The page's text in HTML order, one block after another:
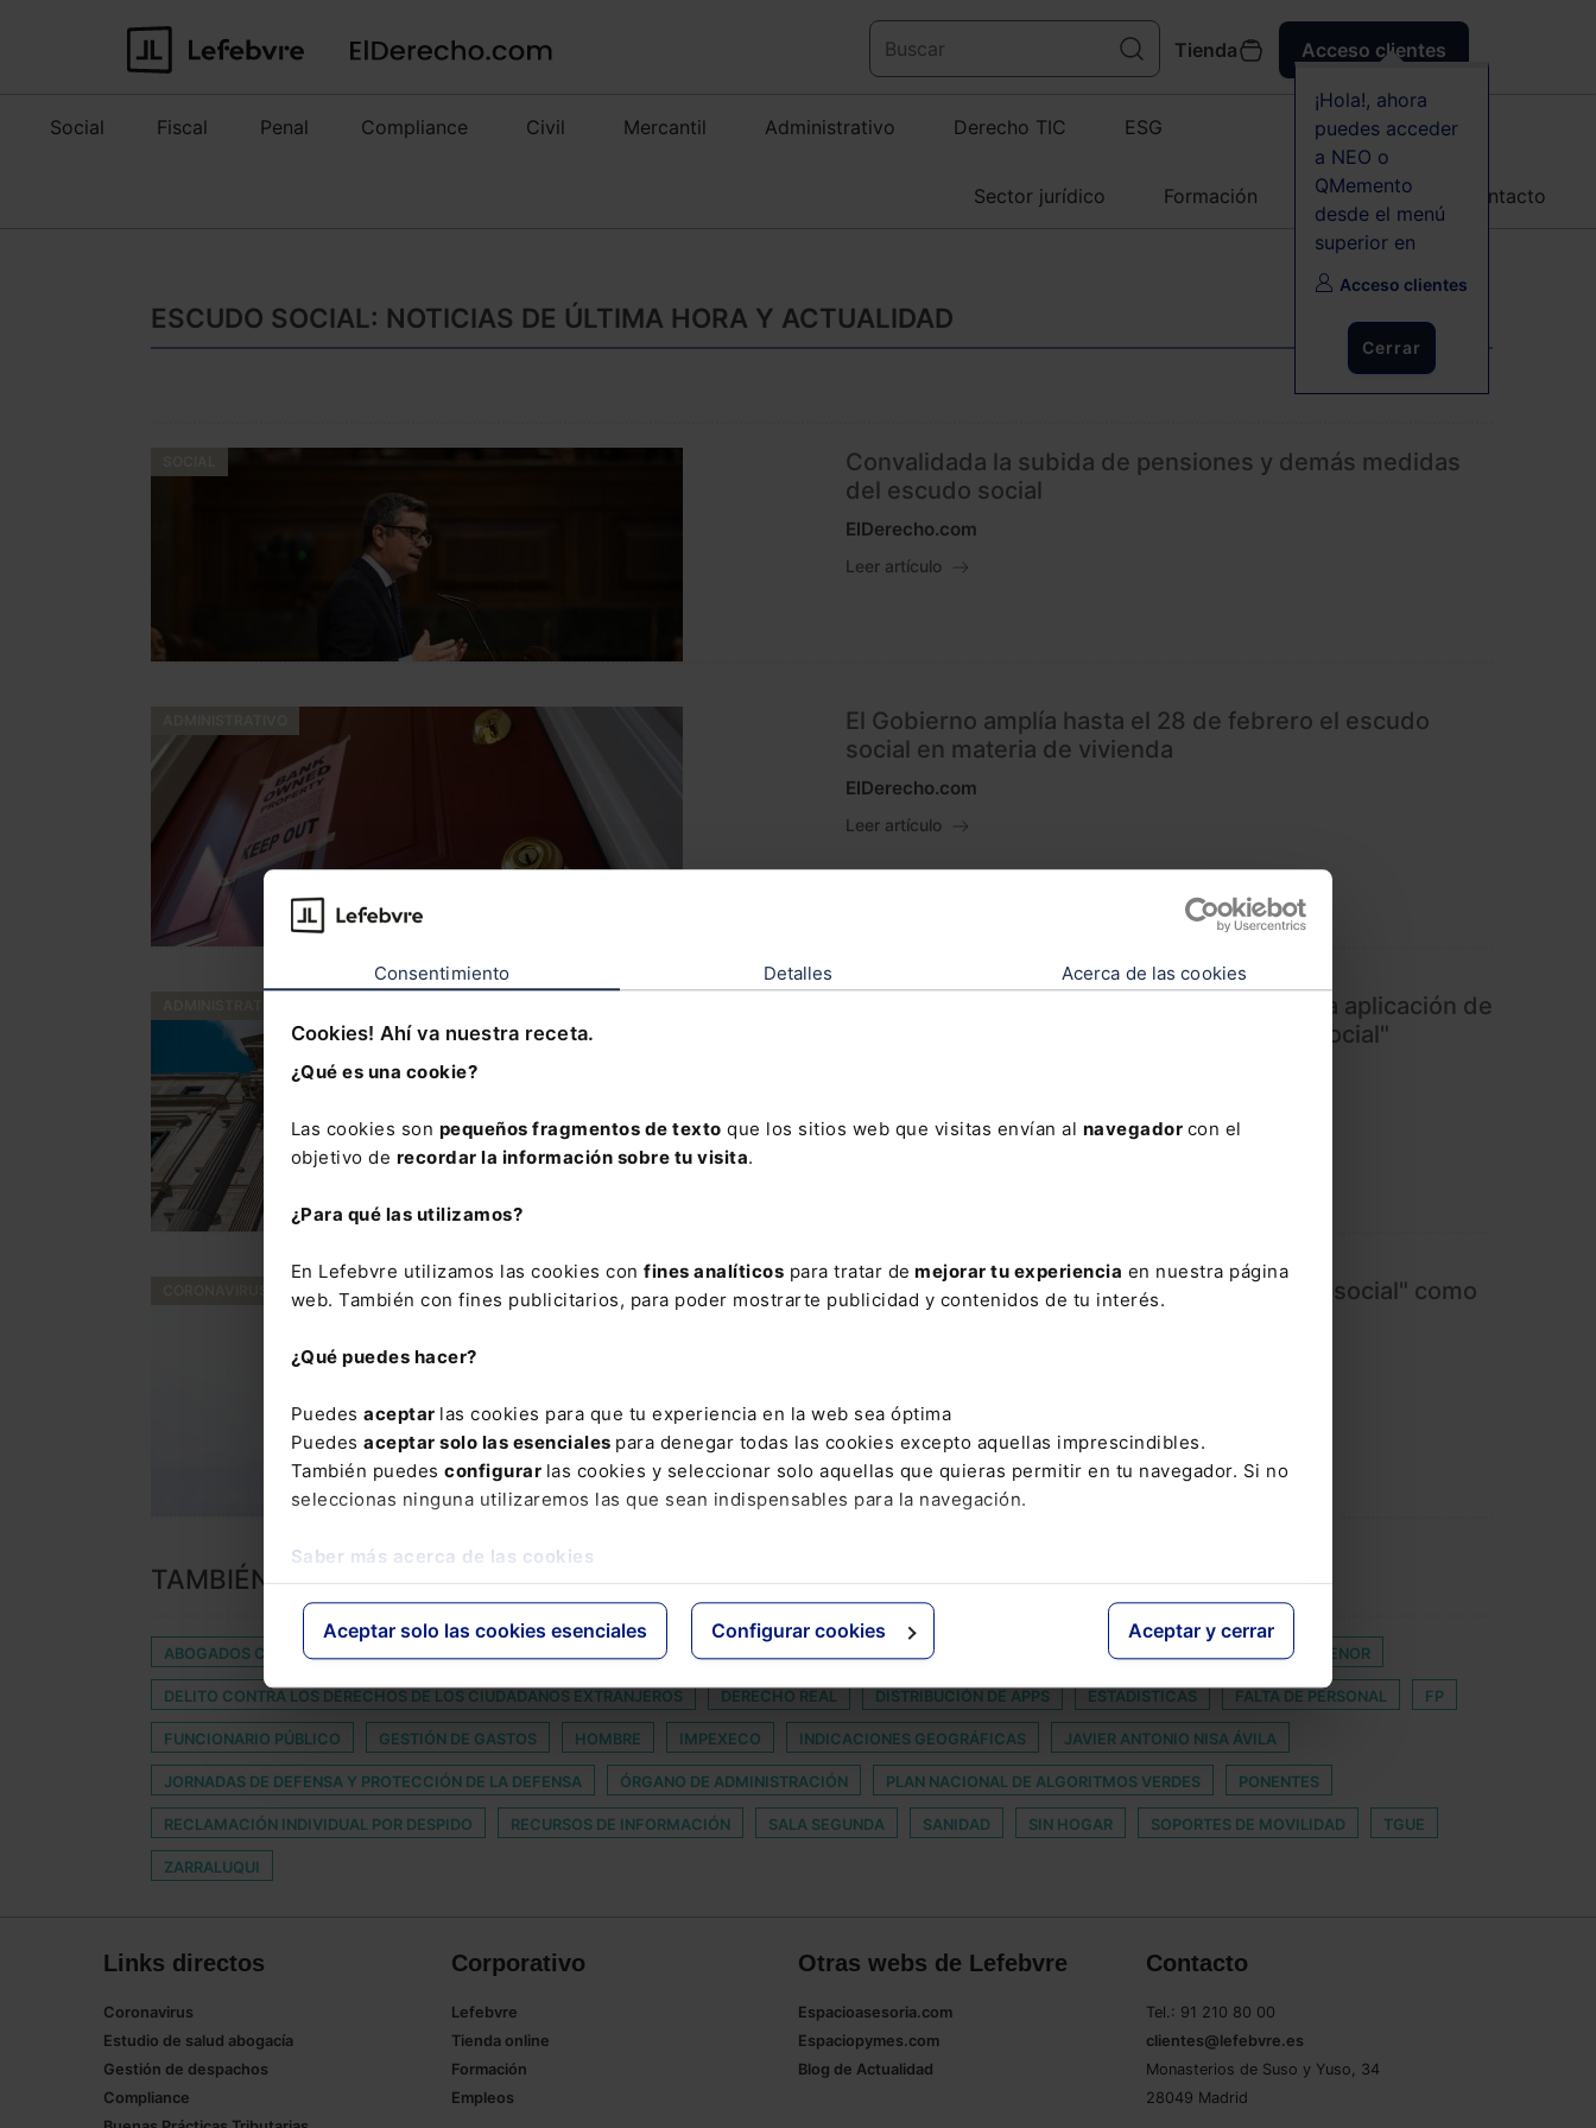
Consentimiento Detalles Acerca de las cookies
Cookies! Ahí va nuestra receta.
¿Qué es una cookie?
Las cookies son pequeños fragmentos de texto que los sitios web que visitas envían al navegador con el
objetivo de recordar la información sobre tu visita.
¿Para qué las utilizamos?
En Lefebvre utilizamos las cookies con fines analíticos para tratar de mejorar tu experiencia en nuestra página
web. También con fines publicitarios, para poder mostrarte publicidad y contenidos de tu interés.
¿Qué puedes hacer?
Puedes aceptar las cookies para que tu experiencia en la web sea óptima
Puedes aceptar solo las esenciales para denegar todas las cookies excepto aquellas imprescindibles.
También puedes configurar las cookies y seleccionar solo aquellas que quieras permitir en tu navegador. Si no
seleccionas ninguna utilizaremos las que sean indispensables para la navegación.
Saber más acerca de las cookies
Aceptar solo las cookies esenciales Configurar cookies Aceptar y cerrar
Tienda Acceso clientes
¡Hola!, ahora
puedes acceder
a NEO o
QMemento
desde el menú
superior en
Acceso clientes
Cerrar
Social Fiscal Penal Compliance Civil Mercantil Administrativo Derecho TIC ESG
Sector jurídico Formación Agenda Contacto
ESCUDO SOCIAL: NOTICIAS DE ÚLTIMA HORA Y ACTUALIDAD
Convalidada la subida de pensiones y demás medidas
del escudo social
ElDerecho.com
Leer artículo
El Gobierno amplía hasta el 28 de febrero el escudo
social en materia de vivienda
ElDerecho.com
Leer artículo
El Congreso insta al Gobierno a prorrogar la aplicación de
las medidas contempladas en el "escudo social"
El Gobierno prorroga medidas del "escudo social" como
las moratorias de hipotecas y alquiler
TAMBIÉN TE PUEDE INTERESAR
ABOGADOS CON DISCAPACIDAD ARRENDAMIENTOS URBANOS COMPLEMENTO MATERNIDAD CRIPTODIVISA CUIDADO DE MENOR
DELITO CONTRA LOS DERECHOS DE LOS CIUDADANOS EXTRANJEROS DERECHO REAL DISTRIBUCIÓN DE APPS ESTADISTICAS FALTA DE PERSONAL FP
FUNCIONARIO PÚBLICO GESTIÓN DE GASTOS HOMBRE IMPEXECO INDICACIONES GEOGRÁFICAS JAVIER ANTONIO NISA ÁVILA
JORNADAS DE DEFENSA Y PROTECCIÓN DE LA DEFENSA ÓRGANO DE ADMINISTRACIÓN PLAN NACIONAL DE ALGORITMOS VERDES PONENTES
RECLAMACIÓN INDIVIDUAL POR DESPIDO RECURSOS DE INFORMACIÓN SALA SEGUNDA SANIDAD SIN HOGAR SOPORTES DE MOVILIDAD TGUE
ZARRALUQUI
Links directos
Coronavirus
Estudio de salud abogacía
Gestión de despachos
Compliance
Corporativo
Lefebvre
Tienda online
Formación
Empleos
Otras webs de Lefebvre
Espacioasesoria.com
Espaciopymes.com
Blog de Actualidad
Contacto
Tel.: 91 210 80 00
clientes@lefebvre.es
Monasterios de Suso y Yuso, 34
28049 Madrid